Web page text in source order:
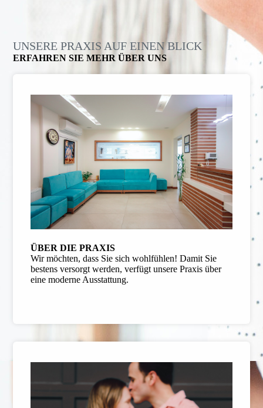
UNSERE PRAXIS AUF EINEN BLICK
ERFAHREN SIE MEHR ÜBER UNS
ÜBER DIE PRAXIS
Wir möchten, dass Sie sich wohlfühlen! Damit Sie
bestens versorgt werden, verfügt unsere Praxis über
eine moderne Ausstattung.